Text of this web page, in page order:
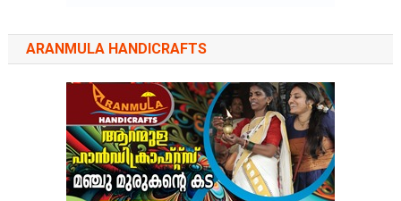
ARANMULA HANDICRAFTS